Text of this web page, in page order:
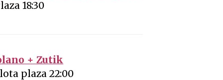
18:30
+ Zutik
plaza 22:00